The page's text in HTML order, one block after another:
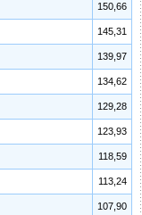
150,66
145,31
139,97
134,62
129,28
123,93
118,59
113,24
107,90